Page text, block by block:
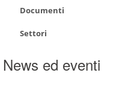
Documenti
Settori
News ed eventi